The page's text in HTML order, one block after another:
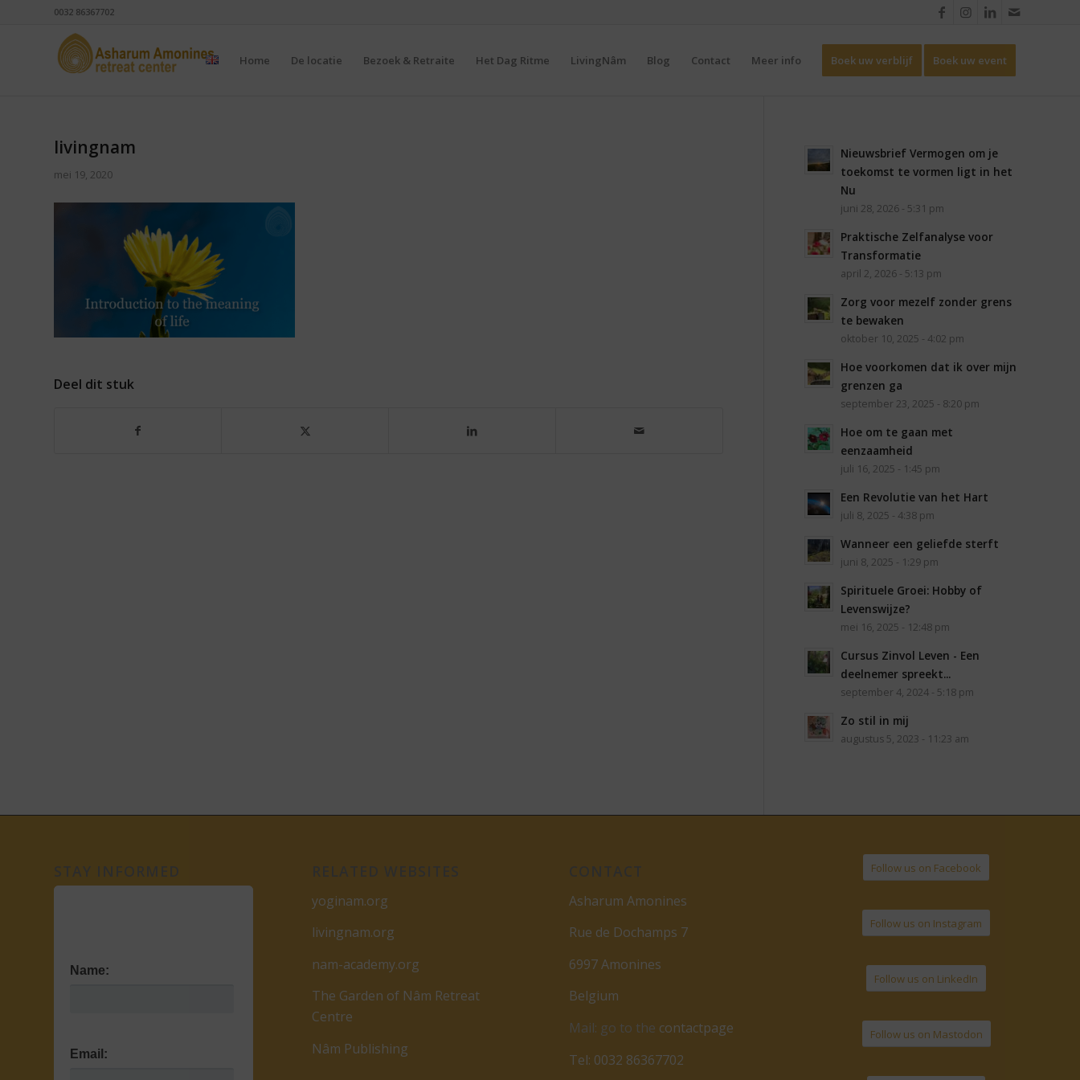
0032 86367702
Home De locatie Bezoek & Retraite Het Dag Ritme LivingNâm Blog Contact Meer info Boek uw verblijf Boek uw event
livingnam
mei 19, 2020
Deel dit stuk
Nieuwsbrief Vermogen om je
toekomst te vormen ligt in het
Nu
juni 28, 2026 - 5:31 pm
Praktische Zelfanalyse voor
Transformatie
april 2, 2026 - 5:13 pm
Zorg voor mezelf zonder grens
te bewaken
oktober 10, 2025 - 4:02 pm
Hoe voorkomen dat ik over mijn
grenzen ga
september 23, 2025 - 8:20 pm
Hoe om te gaan met
eenzaamheid
juli 16, 2025 - 1:45 pm
Een Revolutie van het Hart
juli 8, 2025 - 4:38 pm
Wanneer een geliefde sterft
juni 8, 2025 - 1:29 pm
Spirituele Groei: Hobby of
Levenswijze?
mei 16, 2025 - 12:48 pm
Cursus Zinvol Leven - Een
deelnemer spreekt...
september 4, 2024 - 5:18 pm
Zo stil in mij
augustus 5, 2023 - 11:23 am
Name:
Email:
yoginam.org
livingnam.org
nam-academy.org
The Garden of Nâm Retreat
Centre
Nâm Publishing
Asharum Amonines
Rue de Dochamps 7
6997 Amonines
Belgium
Mail: go to the contactpage
Tel: 0032 86367702
Follow us on Facebook
Follow us on Instagram
Follow us on LinkedIn
Follow us on Mastodon